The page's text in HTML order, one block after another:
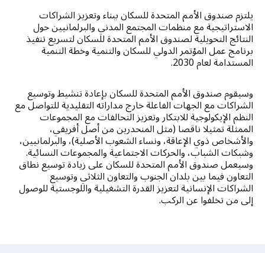
وكالات الأمم المتحدة
يلتزم صندوق الأمم المتحدة للسكان ببناء وتعزيز الشراكات
الاستراتيجية مع منظمات المجتمع المدني والبرلمانيين حول
النتائج التحويلية لصندوق الأمم المتحدة للسكان لتسريع تنفيذ
برنامج عمل المؤتمر الدولي للسكان والتنمية وخطة التنمية
المستدامة لعام 2030.
وسيقوم صندوق الأمم المتحدة للسكان بإعادة تنشيط وتوسيع
الشراكات مع الجهات الفاعلة خارج مداراته التقليدية للتواصل مع
النظم الإيكولوجية للابتكار وتعزيز التحالفات مع المجموعات
الممثلة تمثيلا ناقصا (مثل المنحدرين من أصل أفريقي،
والأشخاص ذوي الإعاقة، ونساء الشعوب الأصلية)، والبرلمانيين،
وشبكات الشباب، والحركات الاجتماعية والمجموعات النسائية.
وسيعمل صندوق الأمم المتحدة للسكان على زيادة توسيع نطاق
التعاون فيما بين بلدان الجنوب والتعاون الثلاثي وتوسيع
الشراكات الإنسانية لتعزيز القدرة التشغيلية واللوجستية للوصول
إلى من تخلفوا عن الركب.